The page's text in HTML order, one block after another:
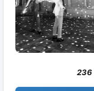
236